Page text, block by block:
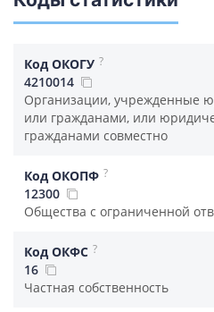
Код ОКОГУ ?
4210014
Организации, учрежденные
или гражданами, или
гражданами совместно
Код ОКОПФ ?
12300
Общества с ограниченной
Код ОКФС ?
16
Частная собственность